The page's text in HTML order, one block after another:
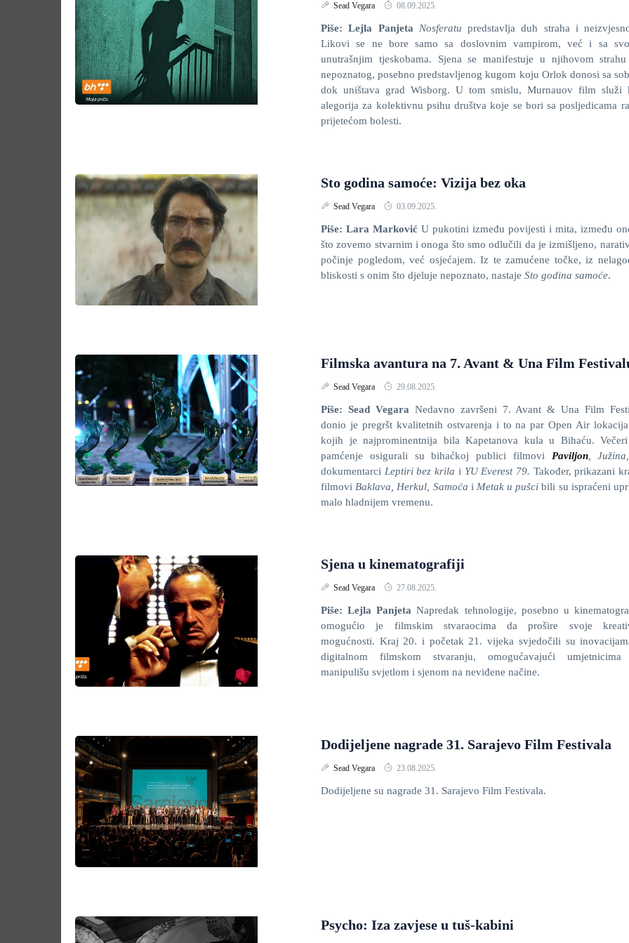
Sead Vegara 08.09.2025.
Piše: Lejla Panjeta Nosferatu predstavlja duh straha i
Likovi se ne bore samo sa doslovnim vampirom, već i sa
unutrašnjim tjeskobama. Sjena se manifestuje u njihovom
nepoznatog, posebno predstavljenog kugom koju Orlok donosi sa
dok uništava grad Wisborg. U tom smislu, Murnauov film služi
alegorija za kolektivnu psihu društva koje se bori sa posljedicama
prijetećom bolesti.
Sto godina samoće: Vizija bez oka
Sead Vegara 03.09.2025.
Piše: Lara Marković U pukotini između povijesti i mita, između
što zovemo stvarnim i onoga što smo odlučili da je izmišljeno,
počinje pogledom, već osjećajem. Iz te zamućene točke, iz
bliskosti s onim što djeluje nepoznato, nastaje Sto godina samoće.
Filmska avantura na 7. Avant & Una Film
Sead Vegara 29.08.2025.
Piše: Sead Vegara Nedavno završeni 7. Avant & Una Film
donio je pregršt kvalitetnih ostvarenja i to na par Open Air
kojih je najprominentnija bila Kapetanova kula u Bihaću.
pamćenje osigurali su bihaćkoj publici filmovi Paviljon,
dokumentarci Leptiri bez krila i YU Everest 79. Također, prikazani
filmovi Baklava, Herkul, Samoća i Metak u pušcibili su ispraćeni
malo hladnijem vremenu.
Sjena u kinematografiji
Sead Vegara 27.08.2025.
Piše: Lejla Panjeta Napredak tehnologije, posebno u
omogućio je filmskim stvaraocima da prošire svoje
mogućnosti. Kraj 20. i početak 21. vijeka svjedočili su
digitalnom filmskom stvaranju, omogućavajući umjetnicima
manipulišu svjetlom i sjenom na neviđene načine.
Dodijeljene nagrade 31. Sarajevo Film Festivala
Sead Vegara 23.08.2025.
Dodijeljene su nagrade 31. Sarajevo Film Festivala.
Psycho: Iza zavjese u tuš-kabini